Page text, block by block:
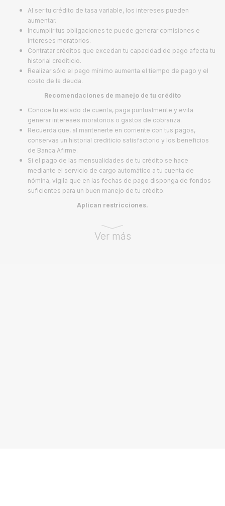
Al ser tu crédito de tasa variable, los intereses pueden
aumentar.
Incumplir tus obligaciones te puede generar comisiones e
intereses moratorios.
Contratar créditos que excedan tu capacidad de pago afecta tu
historial crediticio.
Realizar sólo el pago mínimo aumenta el tiempo de pago y el
costo de la deuda.
Recomendaciones de manejo de tu crédito
Conoce tu estado de cuenta, paga puntualmente y evita
generar intereses moratorios o gastos de cobranza.
Recuerda que, al mantenerte en corriente con tus pagos,
conservas un historial crediticio satisfactorio y los beneficios
de Banca Afirme.
Si el pago de las mensualidades de tu crédito se hace
mediante el servicio de cargo automático a tu cuenta de
nómina, vigila que en las fechas de pago disponga de fondos
suficientes para un buen manejo de tu crédito.
Aplican restricciones.
Ver más